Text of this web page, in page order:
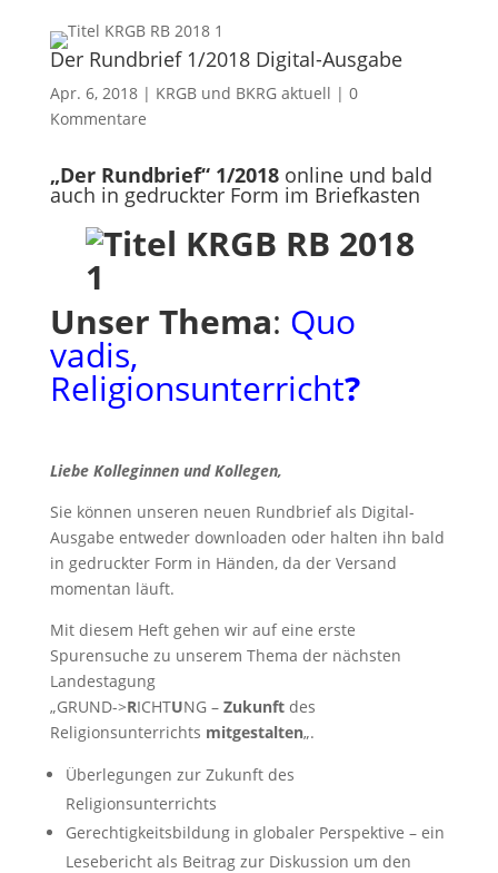
Der Rundbrief 1/2018 Digital-Ausgabe
Apr. 6, 2018| KRGB und BKRG aktuell | 0
Kommentare
„Der Rundbrief“ 1/2018online und bald
auch in gedruckter Form im Briefkasten
Unser Thema: Quo
vadis,
Religionsunterricht?
Liebe Kolleginnen und Kollegen,
Sie können unseren neuen Rundbrief als Digital-
Ausgabe entweder downloaden oder halten ihn bald
in gedruckter Form in Händen, da der Versand
momentan läuft.
Mit diesem Heft gehen wir auf eine erste
Spurensuche zu unserem Thema der nächsten
Landestagung
„GRUND->RICHTUNG – Zukunftdes
Religionsunterrichts mitgestalten„.
Überlegungen zur Zukunft des
Religionsunterrichts
Gerechtigkeitsbildung in globaler Perspektive – ein
Lesebericht als Beitrag zur Diskussion um den